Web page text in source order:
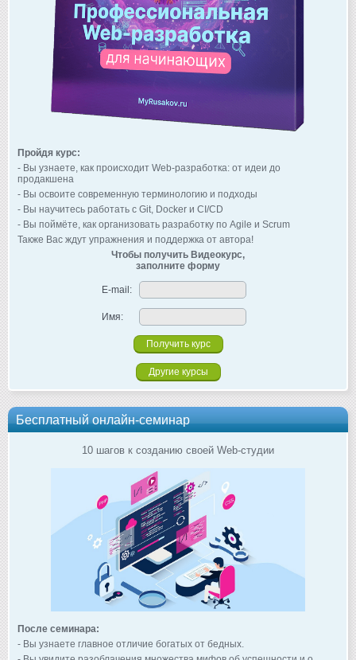
Пройдя курс:
- Вы узнаете, как происходит Web-разработка: от идеи до
продакшена
- Вы освоите современную терминологию и подходы
- Вы научитесь работать с Git, Docker и CI/CD
- Вы поймёте, как организовать разработку по Agile и Scrum
Также Вас ждут упражнения и поддержка от автора!
Чтобы получить Видеокурс,
заполните форму
E-mail:
Имя:
Другие курсы
Бесплатный онлайн-семинар
10 шагов к созданию своей Web-студии
После семинара:
- Вы узнаете главное отличие богатых от бедных.